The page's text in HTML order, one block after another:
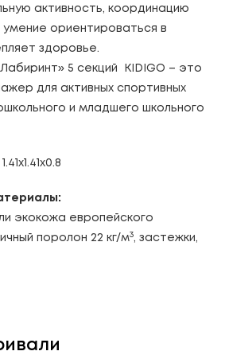
активность, координацию
умение ориентироваться в
здоровье.
5 секций KIDIGO – это
для активных спортивных
и младшего школьного
1.41x1.41x0.8
экокожа европейского
поролон 22 кг/м3, застежки,